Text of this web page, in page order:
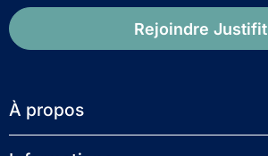
Rejoindre Justifit
À propos